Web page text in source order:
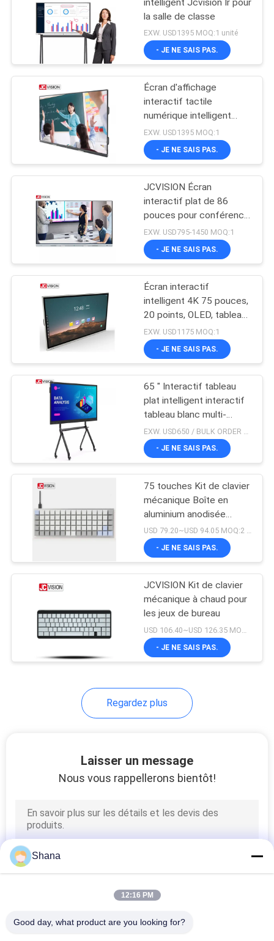
NOUS
CONTACTER
ACTUALITÉS
AFFAIRES
DEMANDEZ
UN DEVIS
PLAN
DU
POLITIQUE
DE
CONFIDENTIALITÉ
Tableau blanc
interactif intelligent
61
Écran plat interactif
49
Scanner de
documents
portables
Tableau d'écriture
LCD
15
Affichage étiré
d'affichage à
cristaux liquides de
barre
Écran LCD
signage numérique
de dessus de table
intelligent Jcvision Ir pour
la salle de classe
EXW. USD1395 MOQ:1 unité
- JE NE SAIS PAS.
Écran d'affichage
interactif tactile
numérique intelligent
pour l'école de 65
pouces pour
l'enseignement en classe
EXW. USD1395 MOQ:1
- JE NE SAIS PAS.
JCVISION Écran
interactif plat de 86
pouces pour conférence
scolaire
EXW. USD795-1450 MOQ:1
- JE NE SAIS PAS.
Écran interactif
intelligent 4K 75 pouces,
20 points, OLED, tableau
blanc interactif intelligent
pour l'éducation
EXW. USD1175 MOQ:1
- JE NE SAIS PAS.
65 " Interactif tableau
plat intelligent interactif
tableau blanc multi-
partage avec écran
d'écriture
- JE NE SAIS PAS.
75 touches Kit de clavier
mécanique Boîte en
aluminium anodisée
Interface de type C
échangeable à chaud
USD 79.20~USD 94.05 MOQ:2 pièces
- JE NE SAIS PAS.
JCVISION Kit de clavier
mécanique à chaud pour
les jeux de bureau
USD 106.40~USD 126.35 MOQ:2 pièces
- JE NE SAIS PAS.
Regardez plus
Laisser un message
Nous vous rappellerons bientôt!
Shana
12:16 PM
Good day, what product are you looking for?